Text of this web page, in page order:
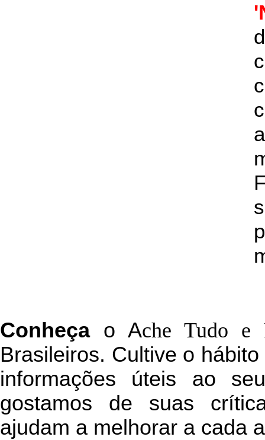
'
Conheçao Ache Tudo e
Brasileiros. Cultive o
informações úteis ao
gostamos de suas
ajudam a melhorar a cada